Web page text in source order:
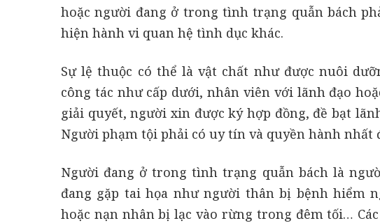
hoặc người đang ở trong tình trạng quẫn bách
hiện hành vi quan hệ tình dục khác.
Sự lệ thuộc có thể là vật chất như được nuôi
công tác như cấp dưới, nhân viên với lãnh đạo
giải quyết, người xin được ký hợp đồng, đề bạt
Người phạm tội phải có uy tín và quyền hành nhất
Người đang ở trong tình trạng quẫn bách là
đang gặp tai họa như người thân bị bệnh hiểm
hoặc nạn nhân bị lạc vào rừng trong đêm tối…